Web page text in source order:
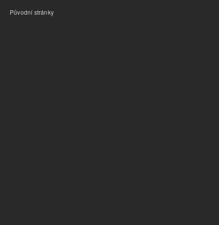
Původní stránky